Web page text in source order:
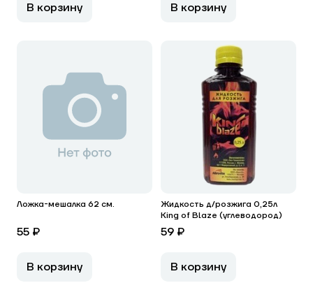
В корзину В корзину
Ложка-мешалка 62 см.
55 ₽
В корзину
Жидкость д/розжига 0,25л
King of Blaze (углеводород)
59 ₽
В корзину